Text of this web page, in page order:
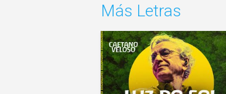
Más Letras